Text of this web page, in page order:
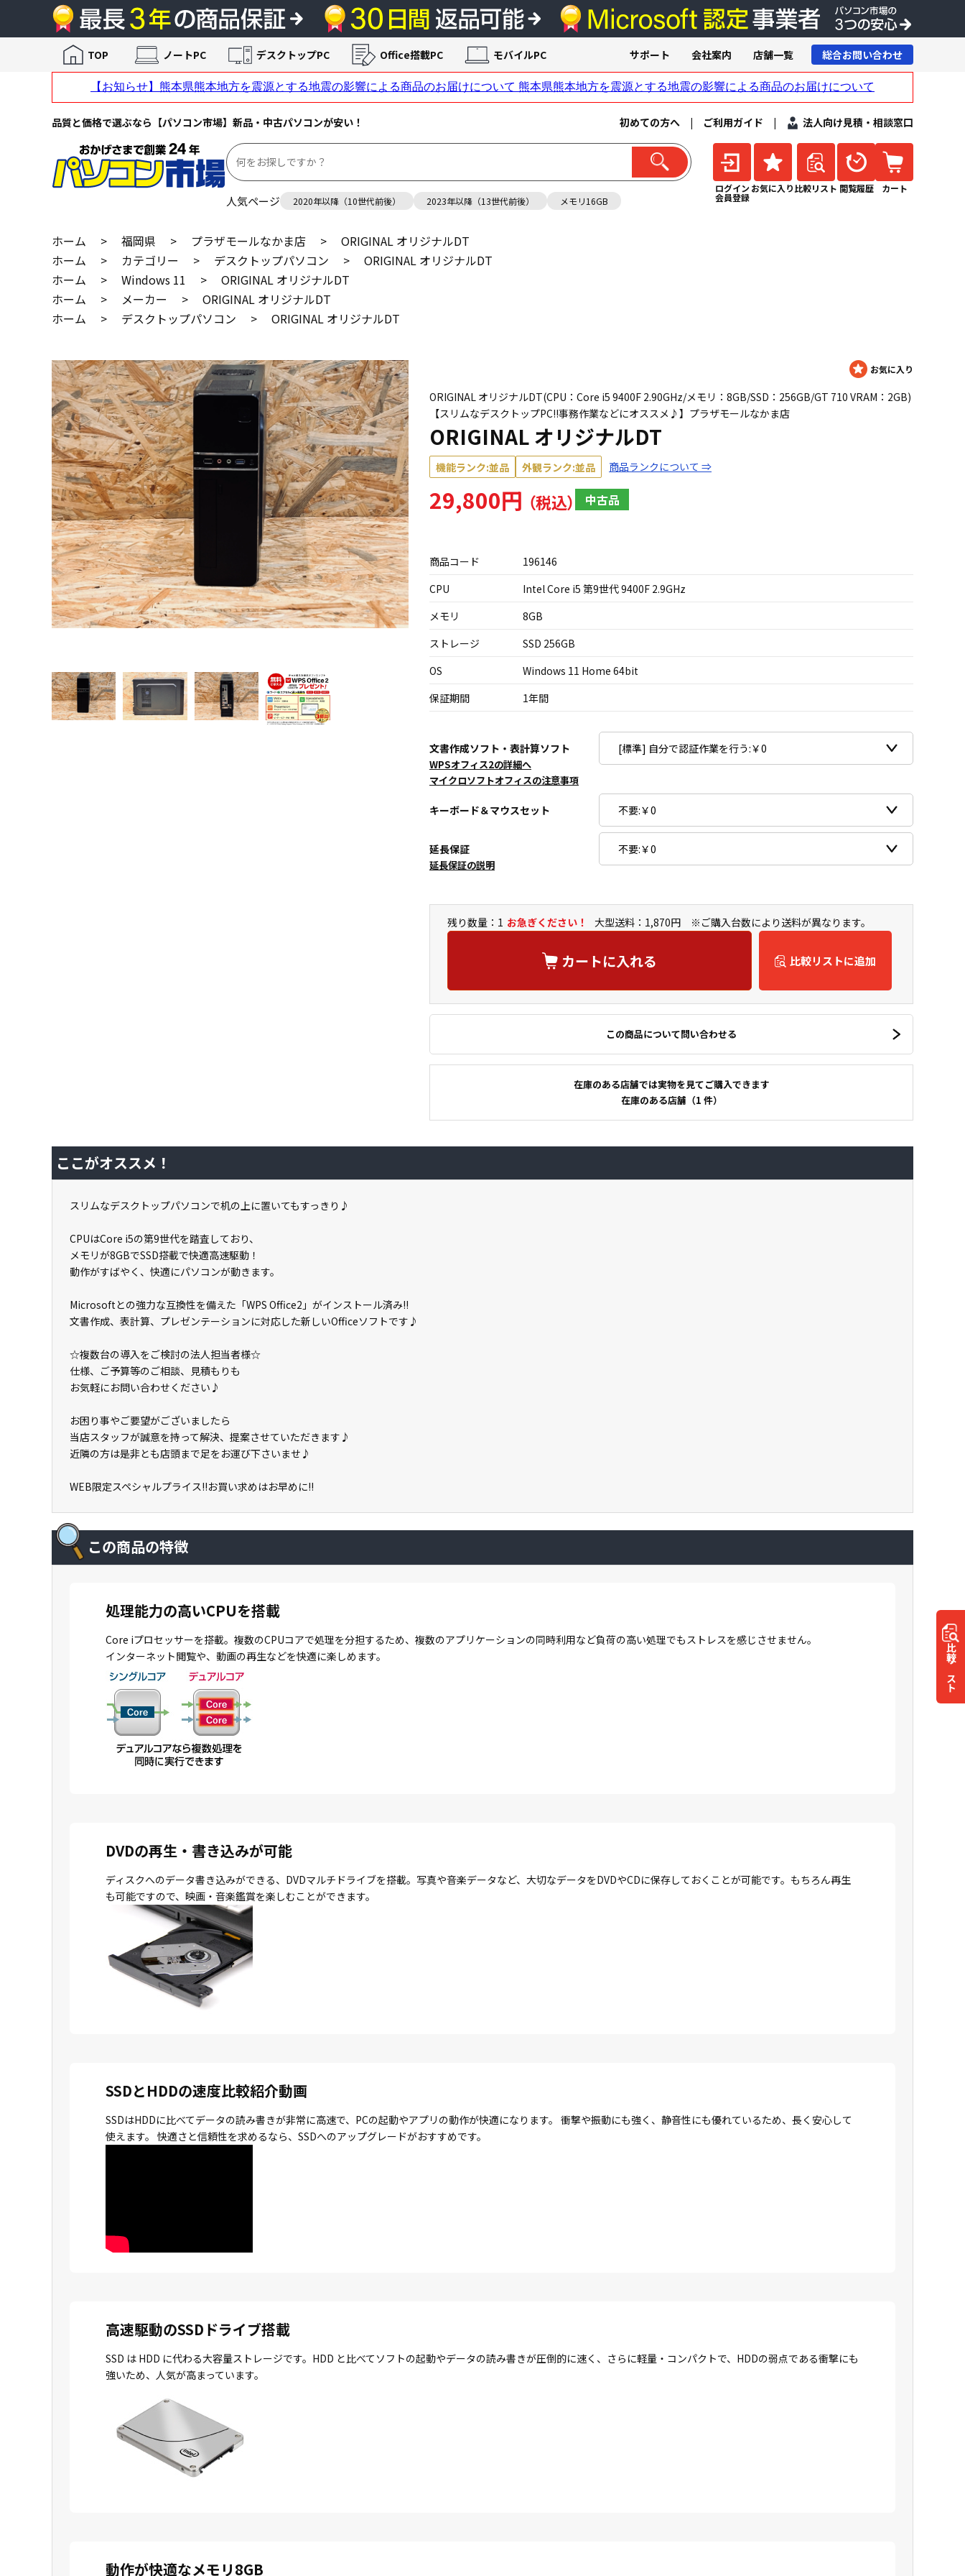
品質と価格で選ぶなら【パソコン市場】新品・中古パソコンが安い！ 初めての方へ | ご利用ガイド | 法人向け見積・相談窓口
人気ページ 2020年以降（10世代前後） 2023年以降（13世代前後） メモリ16GB
ログイン
会員登録
お気に入り 比較リスト 閲覧履歴 カート
TOP ノートPC デスクトップPC Office搭載PC モバイルPC サポート 会社案内 店舗一覧 総合お問い合わせ
ホーム > 福岡県 > プラザモールなかま店 >
ORIGINAL オリジナルDT
ホーム
> カテゴリー > デスクトップパソコン >
ORIGINAL オリジナルDT
ホーム
> Windows 11 >
ORIGINAL オリジナルDT
ホーム
> メーカー >
ORIGINAL オリジナルDT
ホーム
> デスクトップパソコン > ORIGINAL オリジナルDT
ORIGINAL オリジナルDT(CPU：Core i5 9400F 2.90GHz/メモリ：8GB/SSD：256GB/GT 710 VRAM：2GB)
【スリムなデスクトップPC!!事務作業などにオススメ♪】プラザモールなかま店
ORIGINAL オリジナルDT
機能ランク:並品 外観ランク:並品 商品ランクについて ⇒
29,800円 中古品
商品コード
196146
CPU
Intel Core i5 第9世代 9400F 2.9GHz
メモリ
8GB
ストレージ
SSD 256GB
OS
Windows 11 Home 64bit
保証期間
1年間
文書作成ソフト・表計算ソフト
WPSオフィス2の詳細へ
マイクロソフトオフィスの注意事項
キーボード＆マウスセット
延長保証
延長保証の説明
残り数量：1 お急ぎください！ 大型送料：1,870円 ※ご購入台数により送料が異なります。
カートに入れる 比較リストに追加
この商品について問い合わせる
在庫のある店舗では実物を見てご購入できます
在庫のある店舗（1 件）
比較
リスト
ここがオススメ！
スリムなデスクトップパソコンで机の上に置いてもすっきり♪
CPUはCore i5の第9世代を踏査しており、
メモリが8GBでSSD搭載で快適高速駆動！
動作がすばやく、快適にパソコンが動きます。
Microsoftとの強力な互換性を備えた「WPS Office2」がインストール済み!!
文書作成、表計算、プレゼンテーションに対応した新しいOfficeソフトです♪
☆複数台の導入をご検討の法人担当者様☆
仕様、ご予算等のご相談、見積もりも
お気軽にお問い合わせください♪
お困り事やご要望がございましたら
当店スタッフが誠意を持って解決、提案させていただきます♪
近隣の方は是非とも店頭まで足をお運び下さいませ♪
WEB限定スペシャルプライス!!お買い求めはお早めに!!
この商品の特徴
処理能力の高いCPUを搭載
Core iプロセッサーを搭載。複数のCPUコアで処理を分担するため、複数のアプリケーションの同時利用など負荷の高い処理でもストレスを感じさせません。
インターネット閲覧や、動画の再生などを快適に楽しめます。
DVDの再生・書き込みが可能
ディスクへのデータ書き込みができる、DVDマルチドライブを搭載。写真や音楽データなど、大切なデータをDVDやCDに保存しておくことが可能です。もちろん再生
も可能ですので、映画・音楽鑑賞を楽しむことができます。
SSDとHDDの速度比較紹介動画
SSDはHDDに比べてデータの読み書きが非常に高速で、PCの起動やアプリの動作が快適になります。 衝撃や振動にも強く、静音性にも優れているため、長く安心して
使えます。 快適さと信頼性を求めるなら、SSDへのアップグレードがおすすめです。
高速駆動のSSDドライブ搭載
SSD は HDD に代わる大容量ストレージです。HDD と比べてソフトの起動やデータの読み書きが圧倒的に速く、さらに軽量・コンパクトで、HDDの弱点である衝撃にも
強いため、人気が高まっています。
動作が快適なメモリ8GB